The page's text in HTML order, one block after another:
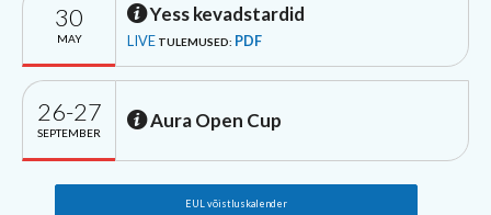
30
MAY
Yess kevadstardid
LIVE TULEMUSED: PDF
26-27
SEPTEMBER
Aura Open Cup
EUL võistluskalender